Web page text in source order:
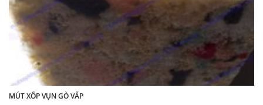
MÚT XỐP VỤN GÒ VẤP